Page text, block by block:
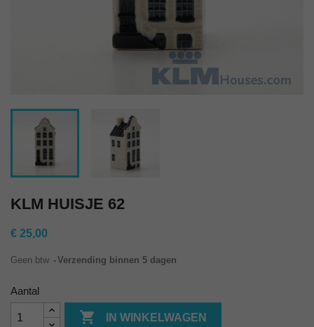
KLM HUISJE 62
€ 25,00
Geen btw Verzending binnen 5 dagen
Aantal
 IN WINKELWAGEN